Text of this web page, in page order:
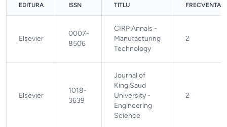
EDITURA ISSN TITLU FRECVENTA
Elsevier
0007-
8506
CIRP Annals -
Manufacturing
Technology
2
Elsevier
1018-
3639
Journal of
King Saud
University -
Engineering
Science
2